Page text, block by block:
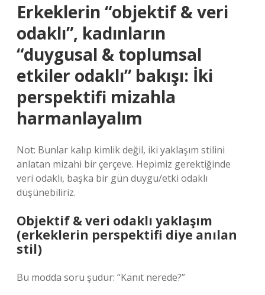
Erkeklerin “objektif & veri
odaklı”, kadınların
“duygusal & toplumsal
etkiler odaklı” bakışı: İki
perspektifi mizahla
harmanlayalım
Not: Bunlar kalıp kimlik değil, iki yaklaşım stilini
anlatan mizahi bir çerçeve. Hepimiz gerektiğinde
veri odaklı, başka bir gün duygu/etki odaklı
düşünebiliriz.
Objektif & veri odaklı yaklaşım
(erkeklerin perspektifi diye anılan
stil)
Bu modda soru şudur: “Kanıt nerede?”